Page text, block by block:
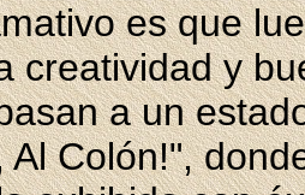
es que
creatividad y
a un
Al Colón!",